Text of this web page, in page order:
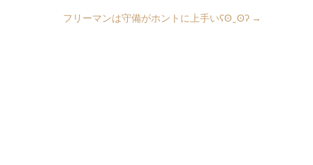
フリーマンは守備がホントに上手いʕʘ‿ʘʔ →